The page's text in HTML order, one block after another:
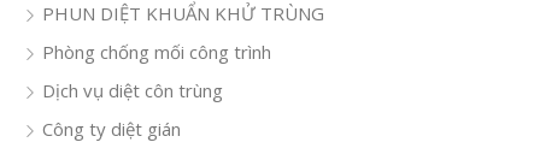
PHUN DIỆT KHUẨN KHỬ TRÙNG
Phòng chống mối công trình
Dịch vụ diệt côn trùng
Công ty diệt gián